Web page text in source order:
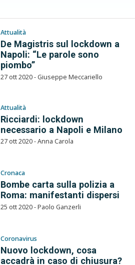
Attualità
De Magistris sul lockdown a
Napoli: “Le parole sono
piombo”
27 ott 2020 - Giuseppe Meccariello
Attualità
Ricciardi: lockdown
necessario a Napoli e Milano
27 ott 2020 - Anna Carola
Cronaca
Bombe carta sulla polizia a
Roma: manifestanti dispersi
25 ott 2020 - Paolo Ganzerli
Coronavirus
Nuovo lockdown, cosa
accadrà in caso di chiusura?